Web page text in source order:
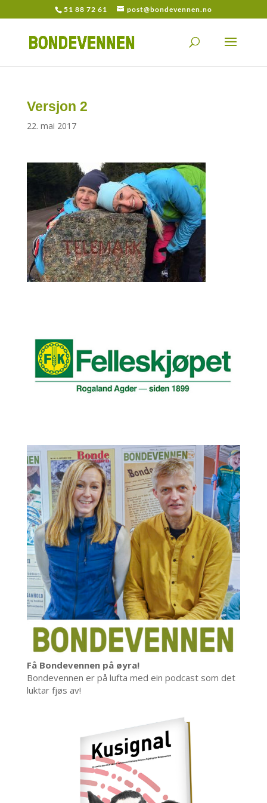
51 88 72 61 post@bondevennen.no
Versjon 2
22. mai 2017
Få Bondevennen på øyra!
Bondevennen er på lufta med ein podcast som det
luktar fjøs av!